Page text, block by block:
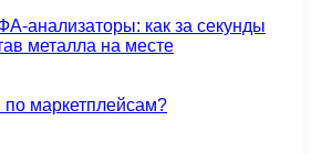
анализаторы: как за секунды
металла на месте
по маркетплейсам?